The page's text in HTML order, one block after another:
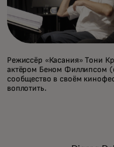
Режиссёр «Касания» Тони
актёром Беном Филлипсом
сообщество в своём
воплотить.